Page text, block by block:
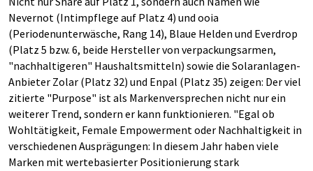
Nevernot (Intimpflege auf Platz 4) und ooia
(Periodenunterwäsche, Rang 14), Blaue Helden und Everdrop
(Platz 5 bzw. 6, beide Hersteller von verpackungsarmen,
"nachhaltigeren" Haushaltsmitteln) sowie die Solaranlagen-
Anbieter Zolar (Platz 32) und Enpal (Platz 35) zeigen: Der viel
zitierte "Purpose" ist als Markenversprechen nicht nur ein
weiterer Trend, sondern er kann funktionieren. "Egal ob
Wohltätigkeit, Female Empowerment oder Nachhaltigkeit in
verschiedenen Ausprägungen: In diesem Jahr haben viele
Marken mit wertebasierter Positionierung stark